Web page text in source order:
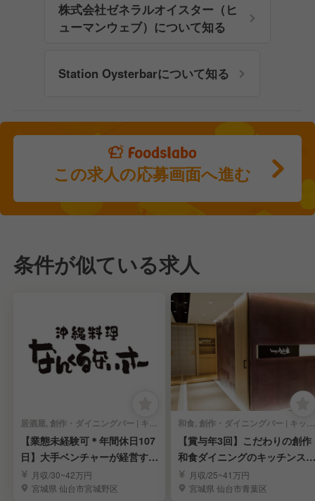
株式会社ゼネラルオイスター（ヒ
ューマンウェブ）について知る
Station Oysterbarについて知る
この求人の応募画面へ進む
条件が似ている求人
居酒屋, 創作・ダイニングバー | キッチンスタッフ
【業態未経験可＊年間休日107
日】大手ベンチャーが経営する
人気沖縄料理店
月収/30~42万円
宮城県 仙台市宮城野区
和食, 創作・ダイニングバー | キッチンスタッフ
【賞与年3回】こだわりの創作
和食ダイニングのキッチンスタ
ッフを募集！／仙台
月収/25~41万円
宮城県 仙台市青葉区